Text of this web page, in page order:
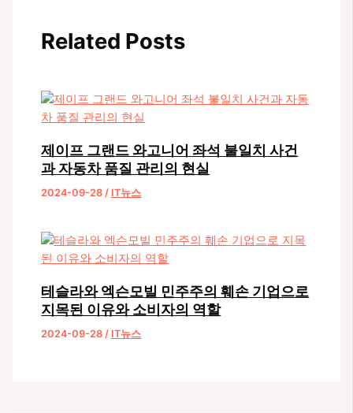
Related Posts
제이프 그랜드 와고니어 좌석 불일치 사건
과 자동차 품질 관리의 현실
2024-09-28 / IT뉴스
테슬라와 엑슨모빌 민주주의 훼손 기업으로
지목된 이유와 소비자의 역할
2024-09-28 / IT뉴스